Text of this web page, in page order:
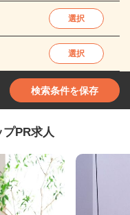
選択
選択
検索条件を保存
PR求人